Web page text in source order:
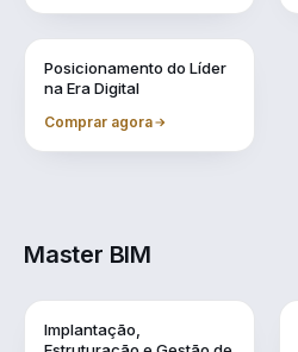
Posicionamento do Líder
na Era Digital
Comprar agora
Master BIM
Implantação,